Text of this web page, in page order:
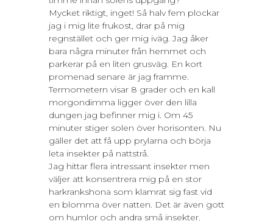
Mycket riktigt, inget! Så halv fem plockar
jag i mig lite frukost, drar på mig
regnstället och ger mig iväg. Jag åker
bara några minuter från hemmet och
parkerar på en liten grusväg. En kort
promenad senare är jag framme.
Termometern visar 8 grader och en kall
morgondimma ligger över den lilla
dungen jag befinner mig i. Om 45
minuter stiger solen över horisonten. Nu
gäller det att få upp prylarna och börja
leta insekter på nattstrå.
Jag hittar flera intressant insekter men
väljer att konsentrera mig på en stor
harkrankshona som klamrat sig fast vid
en blomma över natten. Det är även gott
om humlor och andra små insekter.